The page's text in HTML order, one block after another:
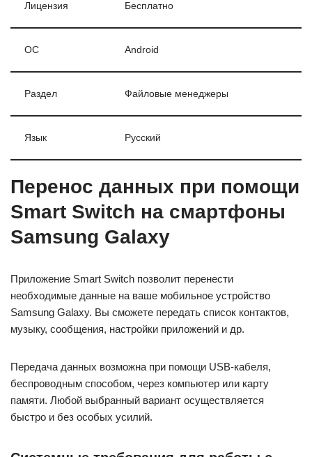
Лицензия Бесплатно
ОС Android
Раздел Файловые менеджеры
Язык Pусский
Перенос данных при помощи
Smart Switch на смартфоны
Samsung Galaxy
Приложение Smart Switch позволит перенести
необходимые данные на ваше мобильное устройство
Samsung Galaxy. Вы сможете передать список контактов,
музыку, сообщения, настройки приложений и др.
Передача данных возможна при помощи USB-кабеля,
беспроводным способом, через компьютер или карту
памяти. Любой выбранный вариант осуществляется
быстро и без особых усилий.